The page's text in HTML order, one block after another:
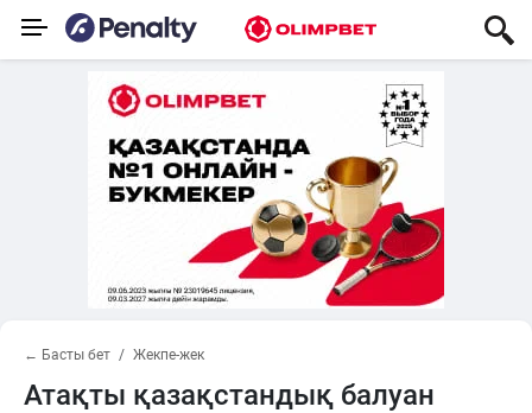
← Басты бет Жекпе-жек
Атақты қазақстандық балуан